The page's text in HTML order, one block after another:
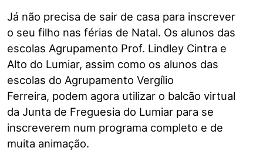
Já não precisa de sair de casa para inscrever
o seu filho nas férias de Natal. Os alunos das
escolas Agrupamento Prof. Lindley Cintra e
Alto do Lumiar, assim como os alunos das
escolas do Agrupamento Vergílio
Ferreira, podem agora utilizar o balcão virtual
da Junta de Freguesia do Lumiar para se
inscreverem num programa completo e de
muita animação.